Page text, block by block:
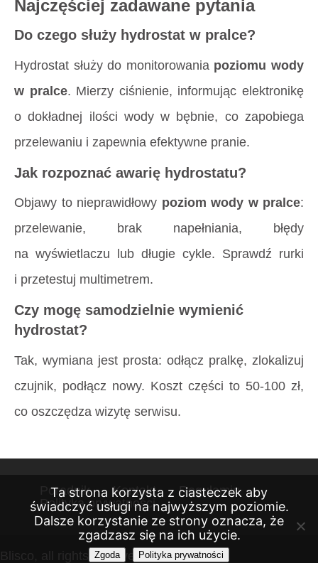
Najczęściej zadawane pytania
Do czego służy hydrostat w pralce?
Hydrostat służy do monitorowania poziomu wody
w pralce. Mierzy ciśnienie, informując elektronikę
o dokładnej ilości wody w bębnie, co zapobiega
przelewaniu i zapewnia efektywne pranie.
Jak rozpoznać awarię hydrostatu?
Objawy to nieprawidłowy poziom wody w pralce:
przelewanie, brak napełniania, błędy
na wyświetlaczu lub długie cykle. Sprawdź rurki
i przetestuj multimetrem.
Czy mogę samodzielnie wymienić
hydrostat?
Tak, wymiana jest prosta: odłącz pralkę, zlokalizuj
czujnik, podłącz nowy. Koszt części to 50-100 zł,
co oszczędza wizytę serwisu.
Poradnik Kontakt
Regulamin
Polityka prywatności
Blisco, all rights reserved 2026
Ta strona korzysta z ciasteczek aby
świadczyć usługi na najwyższym poziomie.
Dalsze korzystanie ze strony oznacza, że
zgadzasz się na ich użycie.
Zgoda Polityka prywatności